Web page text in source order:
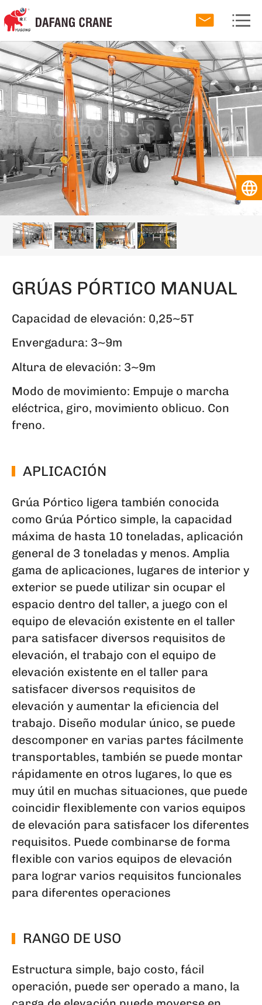
GRÚAS PÓRTICO MANUAL
Capacidad de elevación: 0,25~5T
Envergadura: 3~9m
Altura de elevación: 3~9m
Modo de movimiento: Empuje o marcha
eléctrica, giro, movimiento oblicuo. Con
freno.
APLICACIÓN
Grúa Pórtico ligera también conocida
como Grúa Pórtico simple, la capacidad
máxima de hasta 10 toneladas, aplicación
general de 3 toneladas y menos. Amplia
gama de aplicaciones, lugares de interior y
exterior se puede utilizar sin ocupar el
espacio dentro del taller, a juego con el
equipo de elevación existente en el taller
para satisfacer diversos requisitos de
elevación, el trabajo con el equipo de
elevación existente en el taller para
satisfacer diversos requisitos de
elevación y aumentar la eficiencia del
trabajo. Diseño modular único, se puede
descomponer en varias partes fácilmente
transportables, también se puede montar
rápidamente en otros lugares, lo que es
muy útil en muchas situaciones, que puede
coincidir flexiblemente con varios equipos
de elevación para satisfacer los diferentes
requisitos. Puede combinarse de forma
flexible con varios equipos de elevación
para lograr varios requisitos funcionales
para diferentes operaciones
RANGO DE USO
Estructura simple, bajo costo, fácil
operación, puede ser operado a mano, la